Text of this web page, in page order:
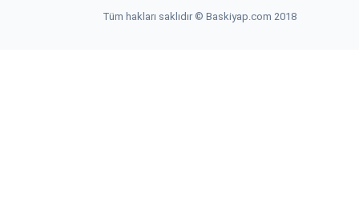
Tüm hakları saklıdır © Baskiyap.com 2018